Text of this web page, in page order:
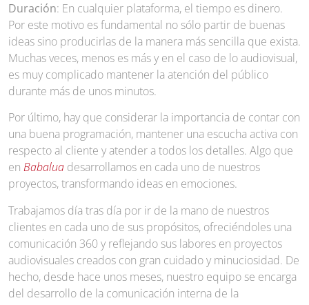
Duración: En cualquier plataforma, el tiempo es dinero.
Por este motivo es fundamental no sólo partir de buenas
ideas sino producirlas de la manera más sencilla que exista.
Muchas veces, menos es más y en el caso de lo audiovisual,
es muy complicado mantener la atención del público
durante más de unos minutos.
Por último, hay que considerar la importancia de contar con
una buena programación, mantener una escucha activa con
respecto al cliente y atender a todos los detalles. Algo que
en Babalua desarrollamos en cada uno de nuestros
proyectos, transformando ideas en emociones.
Trabajamos día tras día por ir de la mano de nuestros
clientes en cada uno de sus propósitos, ofreciéndoles una
comunicación 360 y reflejando sus labores en proyectos
audiovisuales creados con gran cuidado y minuciosidad. De
hecho, desde hace unos meses, nuestro equipo se encarga
del desarrollo de la comunicación interna de la